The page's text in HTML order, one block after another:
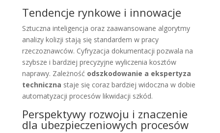
Tendencje rynkowe i innowacje
Sztuczna inteligencja oraz zaawansowane algorytmy
analizy kolizji stają się standardem w pracy
rzeczoznawców. Cyfryzacja dokumentacji pozwala na
szybsze i bardziej precyzyjne wyliczenia kosztów
naprawy. Zależność odszkodowanie a ekspertyza
techniczna staje się coraz bardziej widoczna w dobie
automatyzacji procesów likwidacji szkód.
Perspektywy rozwoju i znaczenie
dla ubezpieczeniowych procesów